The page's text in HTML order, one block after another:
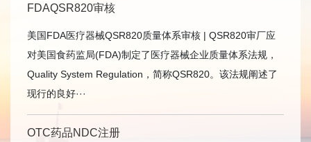
FDAQSR820审核
美国FDA医疗器械QSR820质量体系审核 | QSR820审厂应
对美国食药监局(FDA)制定了医疗器械企业质量体系法规，
Quality System Regulation，简称QSR820。该法规阐述了
现行的良好···
OTC药品NDC注册